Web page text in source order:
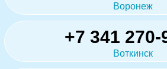
Воронеж
+7 341 270-
Воткинск